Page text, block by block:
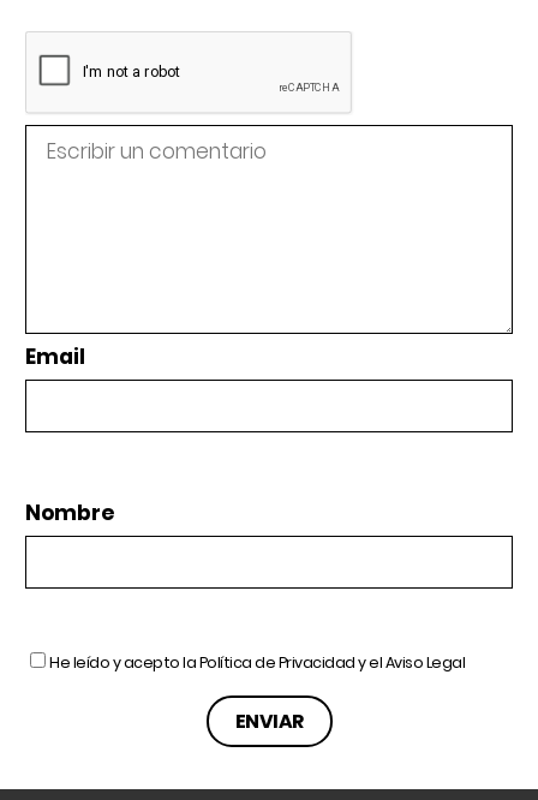
Email
Nombre
He leído y acepto laPolítica de Privacidady elAviso Legal